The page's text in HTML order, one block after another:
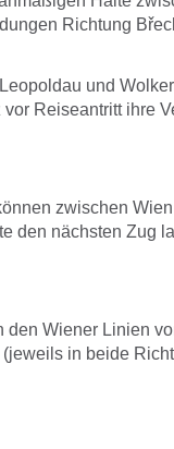
Richtung
und
Reiseantritt ihre
zwischen
den nächsten Zug
Wiener Linien
in beide